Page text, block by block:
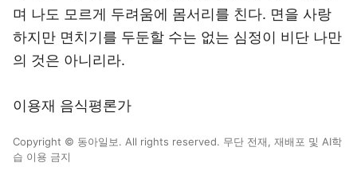
며 나도 모르게 두려움에 몸서리를 친다. 면을 사랑
하지만 면치기를 두둔할 수는 없는 심정이 비단 나만
의 것은 아니리라.
이용재 음식평론가
Copyright © 동아일보. All rights reserved. 무단 전재, 재배포 및 AI학
습 이용 금지